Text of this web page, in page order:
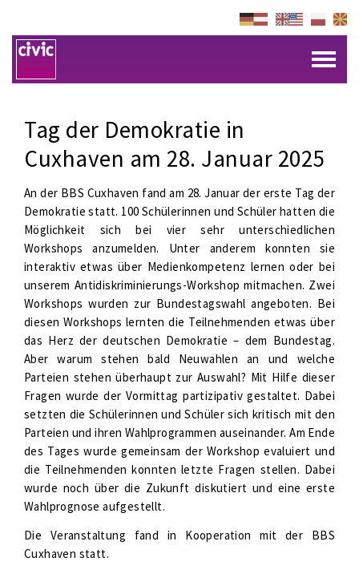
Tag der Demokratie in
Cuxhaven am 28. Januar 2025
An der BBS Cuxhaven fand am 28. Januar der erste Tag der
Demokratie statt. 100 Schülerinnen und Schüler hatten die
Möglichkeit sich bei vier sehr unterschiedlichen
Workshops anzumelden. Unter anderem konnten sie
interaktiv etwas über Medienkompetenz lernen oder bei
unserem Antidiskriminierungs-Workshop mitmachen. Zwei
Workshops wurden zur Bundestagswahl angeboten. Bei
diesen Workshops lernten die Teilnehmenden etwas über
das Herz der deutschen Demokratie – dem Bundestag.
Aber warum stehen bald Neuwahlen an und welche
Parteien stehen überhaupt zur Auswahl? Mit Hilfe dieser
Fragen wurde der Vormittag partizipativ gestaltet. Dabei
setzten die Schülerinnen und Schüler sich kritisch mit den
Parteien und ihren Wahlprogrammen auseinander. Am Ende
des Tages wurde gemeinsam der Workshop evaluiert und
die Teilnehmenden konnten letzte Fragen stellen. Dabei
wurde noch über die Zukunft diskutiert und eine erste
Wahlprognose aufgestellt.
Die Veranstaltung fand in Kooperation mit der BBS
Cuxhaven statt.